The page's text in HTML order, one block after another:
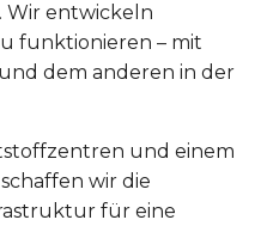
Wir entwickeln
funktionieren – mit
dem anderen in der
und einem
wir die
für eine